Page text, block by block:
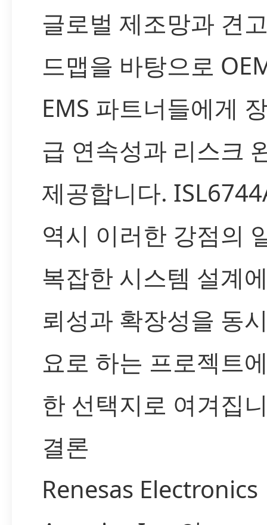
글로벌 제조망과 견
드맵을 바탕으로
EMS 파트너들에게
급 연속성과 리스크
제공합니다.
역시 이러한 강점의
복잡한 시스템 설계
뢰성과 확장성을 동
요로 하는 프로젝트
한 선택지로 여겨집
결론
Renesas Electronics